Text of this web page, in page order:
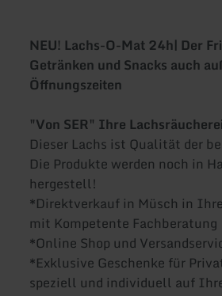
NEU! Lachs-O-Mat 24h| Der
Getränken und Snacks auch
Öffnungszeiten
"Von SER" Ihre
Dieser Lachs ist Qualität der
Die Produkte werden noch in
hergestell!
*Direktverkauf in Müsch in
mit Kompetente Fachberatung
*Online Shop und
*Exklusive Geschenke für
speziell und individuell auf